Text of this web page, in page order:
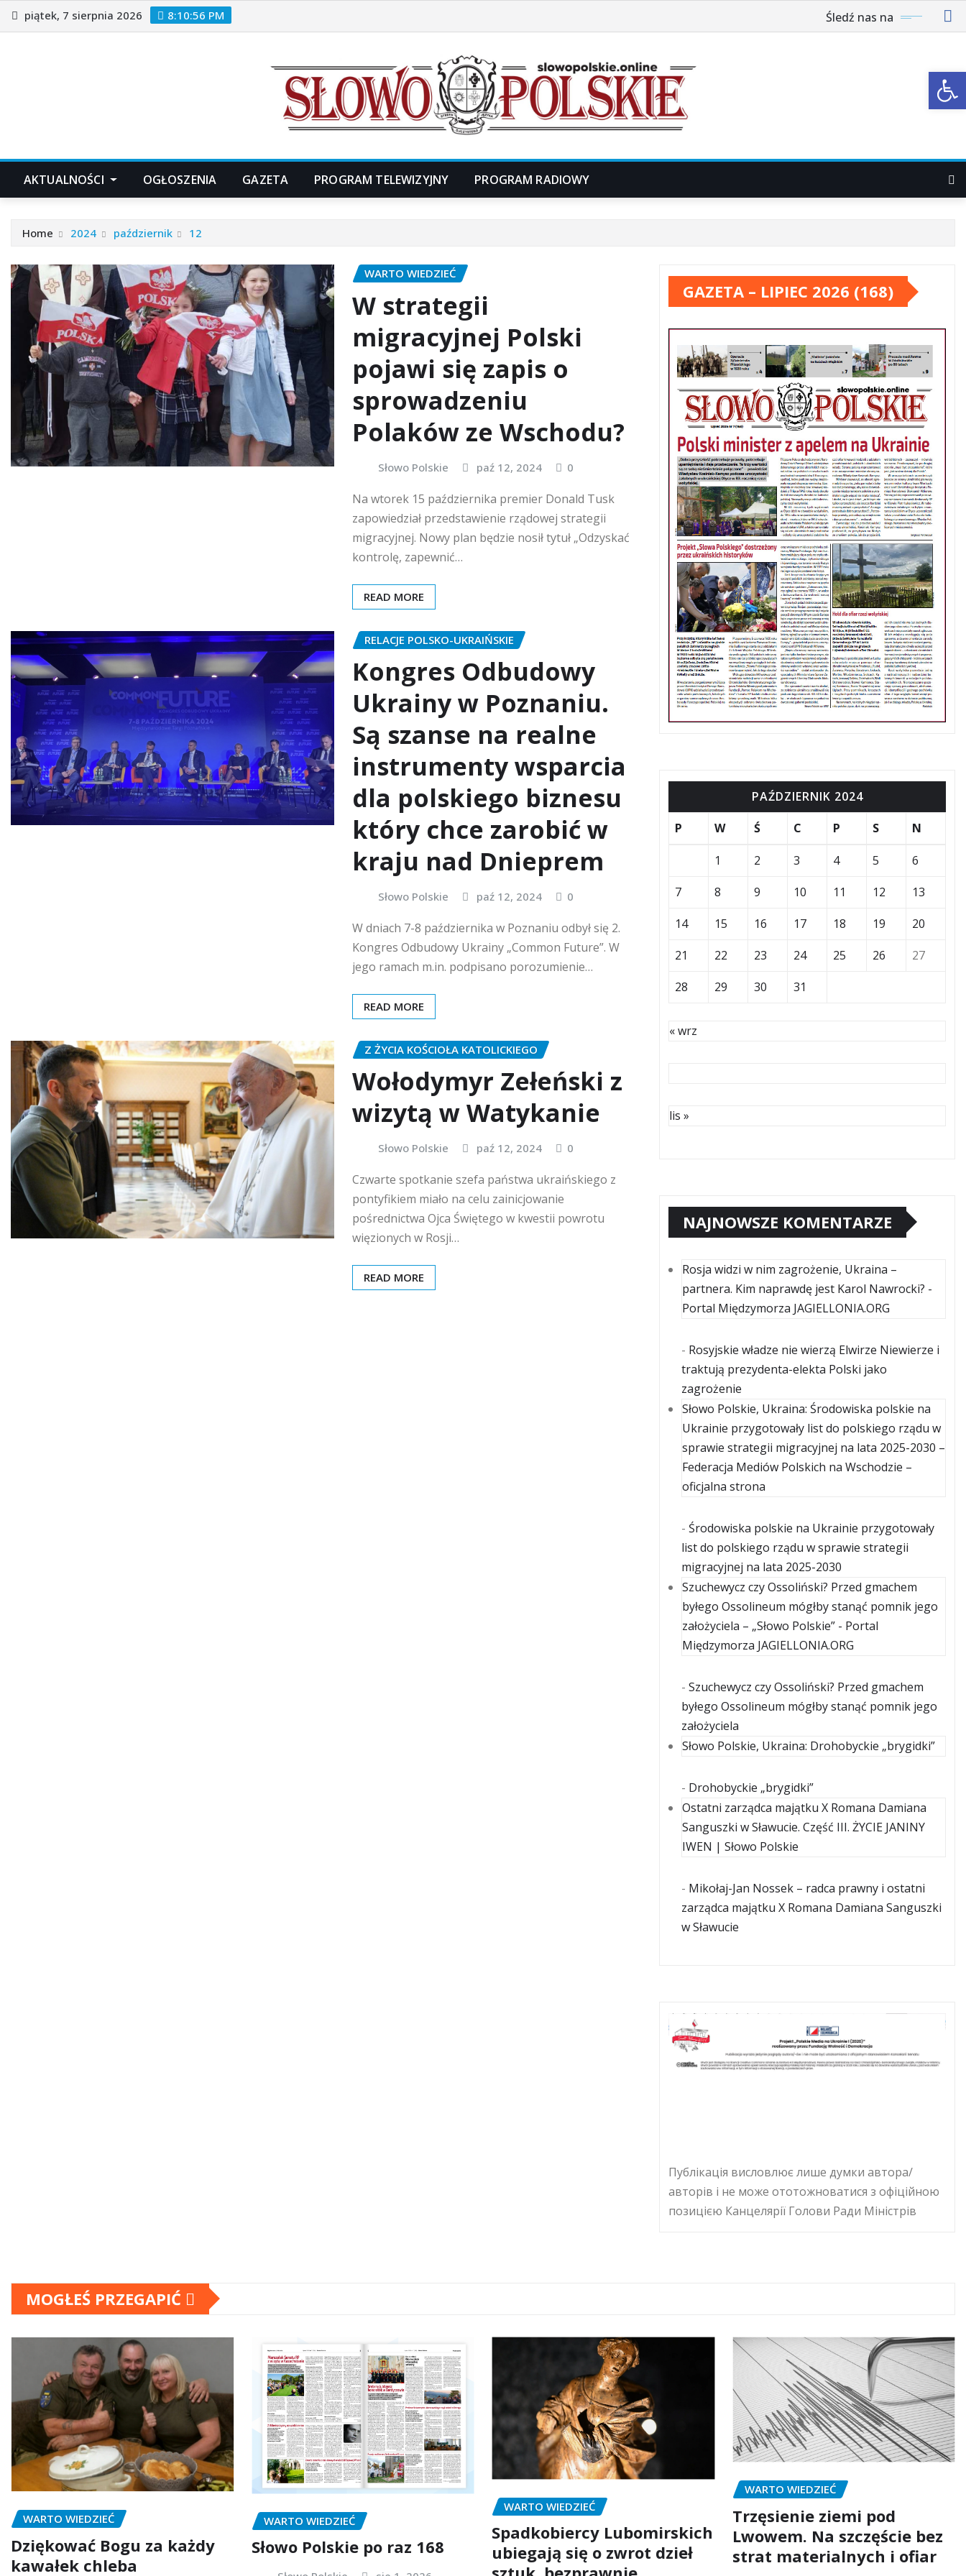
Skip
to
piątek, 7 sierpnia 2026 8:10:57 PM Śledź nas na
AKTUALNOŚCI OGŁOSZENIA GAZETA PROGRAM TELEWIZYJNY PROGRAM RADIOWY
Home 2024 październik 12
WARTO WIEDZIEĆ
W strategii
migracyjnej Polski
pojawi się zapis o
sprowadzeniu
Polaków ze Wschodu?
Słowo Polskie paź 12, 2024 0
Na wtorek 15 października premier Donald Tusk
zapowiedział przedstawienie rządowej strategii
migracyjnej. Nowy plan będzie nosił tytuł „Odzyskać
kontrolę, zapewnić…
READ MORE
RELACJE POLSKO-UKRAIŃSKIE
Kongres Odbudowy
Ukrainy w Poznaniu.
Są szanse na realne
instrumenty wsparcia
dla polskiego biznesu
który chce zarobić w
kraju nad Dnieprem
Słowo Polskie paź 12, 2024 0
W dniach 7-8 października w Poznaniu odbył się 2.
Kongres Odbudowy Ukrainy „Common Future”. W
jego ramach m.in. podpisano porozumienie…
READ MORE
Z ŻYCIA KOŚCIOŁA KATOLICKIEGO
Wołodymyr Zełeński z
wizytą w Watykanie
Słowo Polskie paź 12, 2024 0
Czwarte spotkanie szefa państwa ukraińskiego z
pontyfikiem miało na celu zainicjowanie
pośrednictwa Ojca Świętego w kwestii powrotu
więzionych w Rosji…
READ MORE
GAZETA – LIPIEC 2026 (168)
PAŹDZIERNIK 2024
P
W Ś C P S N
1 2 3 4 5
6
7
8 9 10 11 12
13
14
15 16 17 18 19
20
21
22 23 24 25 26
27
28
29 30 31
« wrz
lis »
NAJNOWSZE KOMENTARZE
Rosja widzi w nim zagrożenie, Ukraina –
partnera. Kim naprawdę jest Karol Nawrocki? -
Portal Międzymorza JAGIELLONIA.ORG
- Rosyjskie władze nie wierzą Elwirze Niewierze i
traktują prezydenta-elekta Polski jako
zagrożenie
Słowo Polskie, Ukraina: Środowiska polskie na
Ukrainie przygotowały list do polskiego rządu w
sprawie strategii migracyjnej na lata 2025-2030 –
Federacja Mediów Polskich na Wschodzie –
oficjalna strona
- Środowiska polskie na Ukrainie przygotowały
list do polskiego rządu w sprawie strategii
migracyjnej na lata 2025-2030
Szuchewycz czy Ossoliński? Przed gmachem
byłego Ossolineum mógłby stanąć pomnik jego
założyciela – „Słowo Polskie” - Portal
Międzymorza JAGIELLONIA.ORG
- Szuchewycz czy Ossoliński? Przed gmachem
byłego Ossolineum mógłby stanąć pomnik jego
założyciela
Słowo Polskie, Ukraina: Drohobyckie „brygidki”
- Drohobyckie „brygidki”
Ostatni zarządca majątku X Romana Damiana
Sanguszki w Sławucie. Część III. ŻYCIE JANINY
IWEN | Słowo Polskie
- Mikołaj-Jan Nossek – radca prawny i ostatni
zarządca majątku X Romana Damiana Sanguszki
w Sławucie
Публікація висловлює лише думки автора/
авторів і не може ототожноватися з офіційною
позицією Канцелярії Голови Ради Міністрів
MOGŁEŚ PRZEGAPIĆ
WARTO WIEDZIEĆ
Dziękować Bogu za każdy
kawałek chleba
WARTO WIEDZIEĆ
Słowo Polskie po raz 168
WARTO WIEDZIEĆ
Spadkobiercy Lubomirskich
ubiegają się o zwrot dzieł
WARTO WIEDZIEĆ
Trzęsienie ziemi pod
Lwowem. Na szczęście bez
strat materialnych i ofiar